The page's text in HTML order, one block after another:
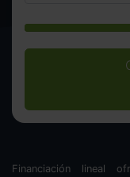
Financiación lineal